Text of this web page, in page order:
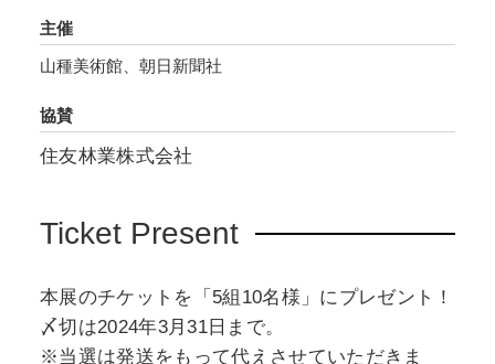
主催
山種美術館、朝日新聞社
協賛
住友林業株式会社
Ticket Present
本展のチケットを「5組10名様」にプレゼント！
〆切は2024年3月31日まで。
※当選は発送をもって代えさせていただきま